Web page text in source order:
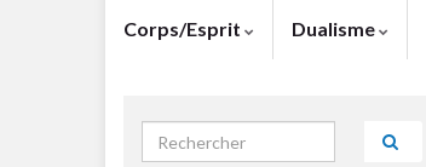
Corps/Esprit Dualisme
Search for: